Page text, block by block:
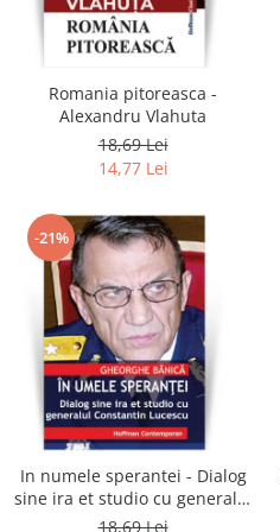
Literatura
Clasica
Contemporana
Moderna
Non-fictiune
Calatorii
Memorii
Publicistica / Reportaje / Interviuri
Stiinte umaniste
Istorie
Sociologie si filozofie
Romania pitoreasca -
Alexandru Vlahuta
18,69 Lei
14,77 Lei
-21%
In numele sperantei - Dialog
sine ira et studio cu generalul
Constantin Lucescu -
18,69 Lei